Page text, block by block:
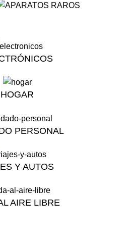
HOGAR
PERSONAL
Y AUTOS
AIRE LIBRE